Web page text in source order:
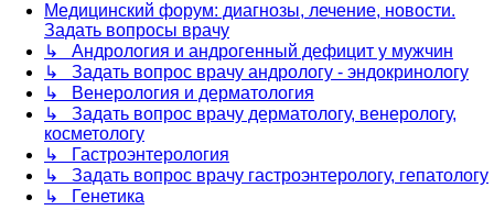
Медицинский форум: диагнозы, лечение, новости.
Задать вопросы врачу
↳ Андрология и андрогенный дефицит у мужчин
↳ Задать вопрос врачу андрологу - эндокринологу
↳ Венерология и дерматология
↳ Задать вопрос врачу дерматологу, венерологу,
косметологу
↳ Гастроэнтерология
↳ Задать вопрос врачу гастроэнтерологу, гепатологу
↳ Генетика